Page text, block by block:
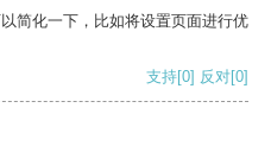
简化一下，比如将设置页面进行优
支持[0] 反对[0]